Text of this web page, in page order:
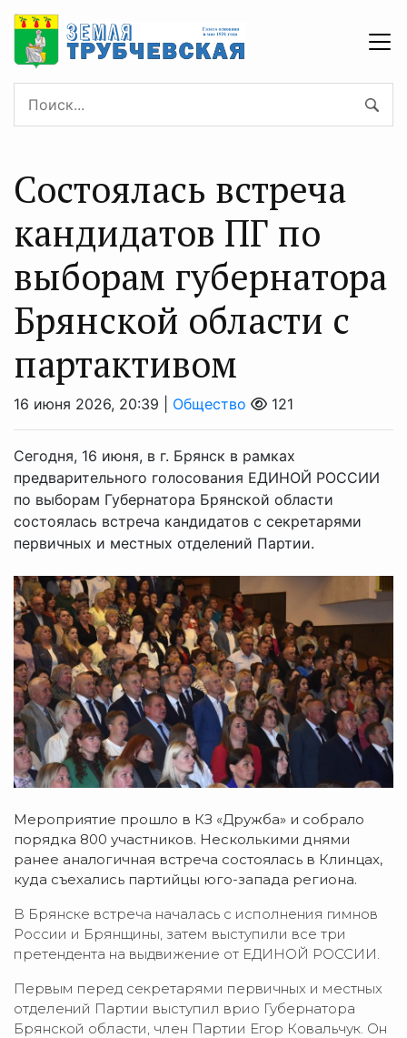
Состоялась встреча
кандидатов ПГ по
выборам губернатора
Брянской области с
партактивом
16 июня 2026, 20:39 | Общество 121
Сегодня, 16 июня, в г. Брянск в рамках
предварительного голосования ЕДИНОЙ РОССИИ
по выборам Губернатора Брянской области
состоялась встреча кандидатов с секретарями
первичных и местных отделений Партии.
Мероприятие прошло в КЗ «Дружба» и собрало
порядка 800 участников. Несколькими днями
ранее аналогичная встреча состоялась в Клинцах,
куда съехались партийцы юго-запада региона.
В Брянске встреча началась с исполнения гимнов
России и Брянщины, затем выступили все три
претендента на выдвижение от ЕДИНОЙ РОССИИ.
Первым перед секретарями первичных и местных
отделений Партии выступил врио Губернатора
Брянской области, член Партии Егор Ковальчук. Он